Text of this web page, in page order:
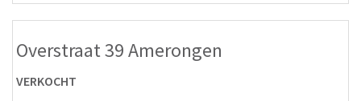
Overstraat 39 Amerongen
VERKOCHT